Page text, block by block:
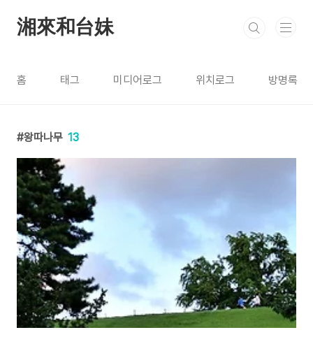
湘來和台妹
홈 태그 미디어로그 위치로그 방명록
왕따나무 13